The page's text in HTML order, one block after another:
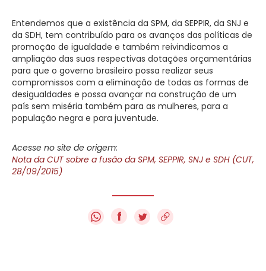
Entendemos que a existência da SPM, da SEPPIR, da SNJ e
da SDH, tem contribuído para os avanços das políticas de
promoção de igualdade e também reivindicamos a
ampliação das suas respectivas dotações orçamentárias
para que o governo brasileiro possa realizar seus
compromissos com a eliminação de todas as formas de
desigualdades e possa avançar na construção de um
país sem miséria também para as mulheres, para a
população negra e para juventude.
Acesse no site de origem:
Nota da CUT sobre a fusão da SPM, SEPPIR, SNJ e SDH (CUT,
28/09/2015)
f